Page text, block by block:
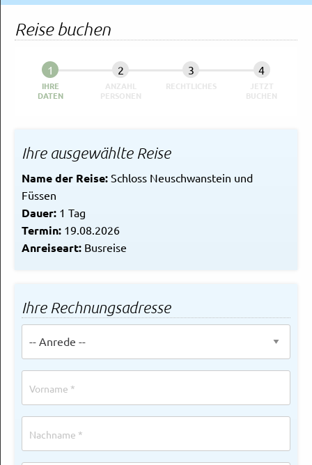
Reise buchen
IHRE
DATEN
ANZAHL
PERSONEN
RECHTLICHES
JETZT
BUCHEN
Ihre ausgewählte Reise
Name der Reise: Schloss Neuschwanstein und
Füssen
Dauer: 1 Tag
Termin: 19.08.2026
Anreiseart: Busreise
Ihre Rechnungsadresse
Rechtliches und AGB